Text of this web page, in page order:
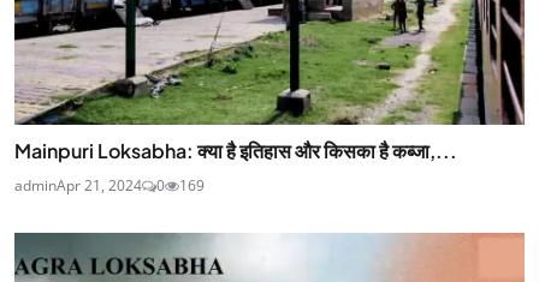
Mainpuri Loksabha: क्या है इतिहास और किसका है कब्जा,...
adminApr 21, 2024 0 169